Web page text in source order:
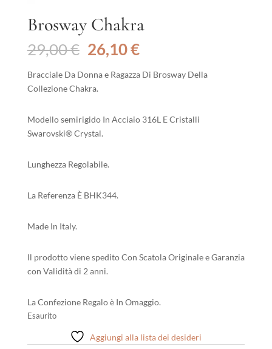
Brosway Chakra
29,00€ Il
prezzo
originale
era:
26,10€Il
attuale
Bracciale Da Donna e Ragazza Di Brosway Della
Collezione Chakra.
Modello semirigido In Acciaio 316L E Cristalli
Swarovski® Crystal.
Lunghezza Regolabile.
La Referenza È BHK344.
Made In Italy.
Il prodotto viene spedito Con Scatola Originale e Garanzia
con Validità di 2 anni.
La Confezione Regalo è In Omaggio.
Esaurito
Aggiungi alla lista dei desideri